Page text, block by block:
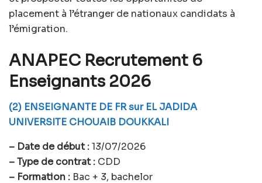
placement à l’étranger de nationaux candidats à
l’émigration.
ANAPEC Recrutement 6
Enseignants 2026
(2) ENSEIGNANTE DE FR sur EL JADIDA
UNIVERSITE CHOUAIB DOUKKALI
– Date de début :13/07/2026
– Type de contrat : CDD
– Formation : Bac + 3, bachelor